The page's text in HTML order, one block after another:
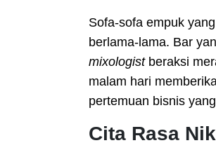
Sofa-sofa empuk
berlama-lama. Bar
mixologistberaksi
malam hari
pertemuan bisnis
Cita Rasa